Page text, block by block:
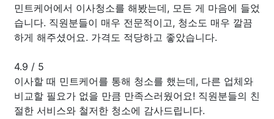
민트케어에서 이사청소를 해봤는데, 모든 게 마음에 들었
습니다. 직원분들이 매우 전문적이고, 청소도 매우 깔끔
하게 해주셨어요. 가격도 적당하고 좋았습니다.
4.9 / 5
이사할 때 민트케어를 통해 청소를 했는데, 다른 업체와
비교할 필요가 없을 만큼 만족스러웠어요! 직원분들의 친
절한 서비스와 철저한 청소에 감사드립니다.